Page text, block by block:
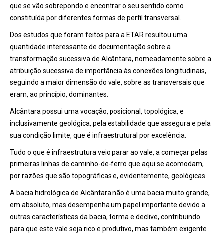
que se vão sobrepondo e encontrar o seu sentido como
constituída por diferentes formas de perfil transversal.
Dos estudos que foram feitos para a ETAR resultou uma
quantidade interessante de documentação sobre a
transformação sucessiva de Alcântara, nomeadamente sobre a
atribuição sucessiva de importância às conexões longitudinais,
seguindo a maior dimensão do vale, sobre as transversais que
eram, ao princípio, dominantes.
Alcântara possui uma vocação, posicional, topológica, e
inclusivamente geológica, pela estabilidade que assegura e pela
sua condição limite, que é infraestrutural por excelência.
Tudo o que é infraestrutura veio parar ao vale, a começar pelas
primeiras linhas de caminho-de-ferro que aqui se acomodam,
por razões que são topográficas e, evidentemente, geológicas.
A bacia hidrológica de Alcântara não é uma bacia muito grande,
em absoluto, mas desempenha um papel importante devido a
outras características da bacia, forma e declive, contribuindo
para que este vale seja rico e produtivo, mas também exigente